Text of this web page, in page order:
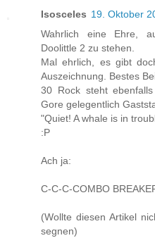
Isosceles 19. Oktober
Wahrlich eine Ehre,
Doolittle 2 zu stehen.
Mal ehrlich, es gibt
Auszeichnung. Bestes
30 Rock steht
Gore gelegentlich
"Quiet! A whale is in
:P
Ach ja:
C-C-C-COMBO
(Wollte diesen Artikel
segnen)